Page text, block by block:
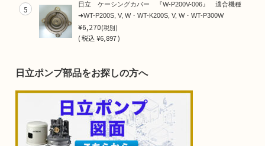
5
日立 ケーシングカバー 『W-P200V-006』 適合機種
➜WT-P200S, V, W・WT-K200S, V, W・WT-P300W
¥6,270(税別)
(税込¥6,897 )
日立ポンプ部品をお探しの方へ